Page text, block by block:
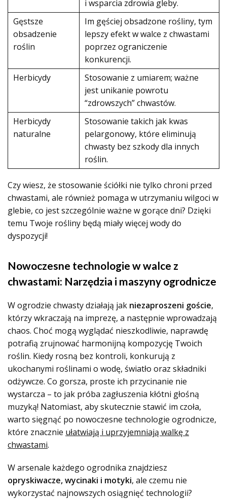
i wsparcia zdrowia gleby.
Gęstsze
obsadzenie
roślin
Im gęściej obsadzone rośliny, tym
lepszy efekt w walce z chwastami
poprzez ograniczenie
konkurencji.
Herbicydy
Stosowanie z umiarem; ważne
jest unikanie powrotu
“zdrowszych” chwastów.
Herbicydy
naturalne
Stosowanie takich jak kwas
pelargonowy, które eliminują
chwasty bez szkody dla innych
roślin.
Czy wiesz, że stosowanie ściółki nie tylko chroni przed
chwastami, ale również pomaga w utrzymaniu wilgoci w
glebie, co jest szczególnie ważne w gorące dni? Dzięki
temu Twoje rośliny będą miały więcej wody do
dyspozycji!
Nowoczesne technologie w walce z
chwastami: Narzędzia i maszyny ogrodnicze
W ogrodzie chwasty działają jak niezaproszeni goście,
którzy wkraczają na imprezę, a następnie wprowadzają
chaos. Choć mogą wyglądać nieszkodliwie, naprawdę
potrafią zrujnować harmonijną kompozycję Twoich
roślin. Kiedy rosną bez kontroli, konkurują z
ukochanymi roślinami o wodę, światło oraz składniki
odżywcze. Co gorsza, proste ich przycinanie nie
wystarcza – to jak próba zagłuszenia kłótni głośną
muzyką! Natomiast, aby skutecznie stawić im czoła,
warto sięgnąć po nowoczesne technologie ogrodnicze,
które znacznie ułatwiają i uprzyjemniają walkę z
chwastami.
W arsenale każdego ogrodnika znajdziesz
opryskiwacze, wycinaki i motyki, ale czemu nie
wykorzystać najnowszych osiągnięć technologii?